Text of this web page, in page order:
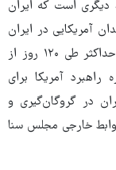
دیگری است که ایران
آمریکایی در ایران
متهم و از وزیر امور خارجه آمریکا می‌خواهد تا حداکثر طی ۱۲۰ روز از
آمریکا برای
در گروگان‌گیری و
خارجی مجلس سنا